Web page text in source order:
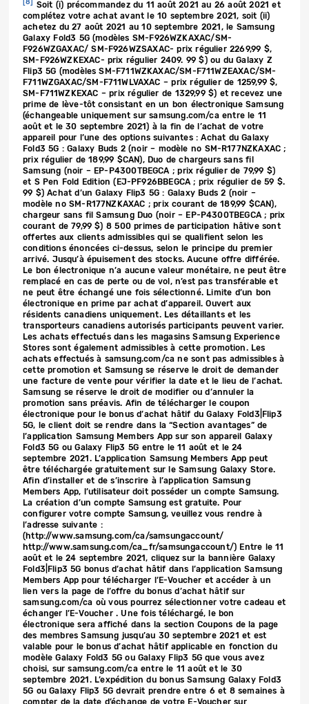
[8]
Soit (i) précommandez du 11 août 2021 au 26 août 2021 et
complétez votre achat avant le 10 septembre 2021, soit (ii)
achetez du 27 août 2021 au 10 septembre 2021, le Samsung
Galaxy Fold3 5G (modèles SM-F926WZKAXAC/SM-
F926WZGAXAC/ SM-F926WZSAXAC- prix régulier 2269,99 $,
SM-F926WZKEXAC- prix régulier 2409. 99 $) ou du Galaxy Z
Flip3 5G (modèles SM-F711WZKAXAC/SM-F711WZEAXAC/SM-
F711WZGAXAC/SM-F711WLVAXAC – prix régulier de 1259,99 $,
SM-F711WZKEXAC – prix régulier de 1329,99 $) et recevez une
prime de lève-tôt consistant en un bon électronique Samsung
(échangeable uniquement sur samsung.com/ca entre le 11
août et le 30 septembre 2021) à la fin de l’achat de votre
appareil pour l’une des options suivantes : Achat du Galaxy
Fold3 5G : Galaxy Buds 2 (noir – modèle no SM-R177NZKAXAC ;
prix régulier de 189,99 $CAN), Duo de chargeurs sans fil
Samsung (noir – EP-P4300TBEGCA ; prix régulier de 79,99 $)
et S Pen Fold Edition (EJ-PF926BBEGCA ; prix régulier de 59 $.
99 $) Achat d’un Galaxy Flip3 5G : Galaxy Buds 2 (noir –
modèle no SM-R177NZKAXAC ; prix courant de 189,99 $CAN),
chargeur sans fil Samsung Duo (noir – EP-P4300TBEGCA ; prix
courant de 79,99 $) 8 500 primes de participation hâtive sont
offertes aux clients admissibles qui se qualifient selon les
conditions énoncées ci-dessus, selon le principe du premier
arrivé. Jusqu’à épuisement des stocks. Aucune offre différée.
Le bon électronique n’a aucune valeur monétaire, ne peut être
remplacé en cas de perte ou de vol, n’est pas transférable et
ne peut être échangé une fois sélectionné. Limite d’un bon
électronique en prime par achat d’appareil. Ouvert aux
résidents canadiens uniquement. Les détaillants et les
transporteurs canadiens autorisés participants peuvent varier.
Les achats effectués dans les magasins Samsung Experience
Stores sont également admissibles à cette promotion. Les
achats effectués à samsung.com/ca ne sont pas admissibles à
cette promotion et Samsung se réserve le droit de demander
une facture de vente pour vérifier la date et le lieu de l’achat.
Samsung se réserve le droit de modifier ou d’annuler la
promotion sans préavis. Afin de télécharger le coupon
électronique pour le bonus d’achat hâtif du Galaxy Fold3|Flip3
5G, le client doit se rendre dans la “Section avantages” de
l’application Samsung Members App sur son appareil Galaxy
Fold3 5G ou Galaxy Flip3 5G entre le 11 août et le 24
septembre 2021. L’application Samsung Members App peut
être téléchargée gratuitement sur le Samsung Galaxy Store.
Afin d’installer et de s’inscrire à l’application Samsung
Members App, l’utilisateur doit posséder un compte Samsung.
La création d’un compte Samsung est gratuite. Pour
configurer votre compte Samsung, veuillez vous rendre à
l’adresse suivante :
(http://www.samsung.com/ca/samsungaccount/
http://www.samsung.com/ca_fr/samsungaccount/) Entre le 11
août et le 24 septembre 2021, cliquez sur la bannière Galaxy
Fold3|Flip3 5G bonus d’achat hâtif dans l’application Samsung
Members App pour télécharger l’E-Voucher et accéder à un
lien vers la page de l’offre du bonus d’achat hâtif sur
samsung.com/ca où vous pourrez sélectionner votre cadeau et
échanger l’E-Voucher . Une fois téléchargé, le bon
électronique sera affiché dans la section Coupons de la page
des membres Samsung jusqu’au 30 septembre 2021 et est
valable pour le bonus d’achat hâtif applicable en fonction du
modèle Galaxy Fold3 5G ou Galaxy Flip3 5G que vous avez
choisi, sur samsung.com/ca entre le 11 août et le 30
septembre 2021. L’expédition du bonus Samsung Galaxy Fold3
5G ou Galaxy Flip3 5G devrait prendre entre 6 et 8 semaines à